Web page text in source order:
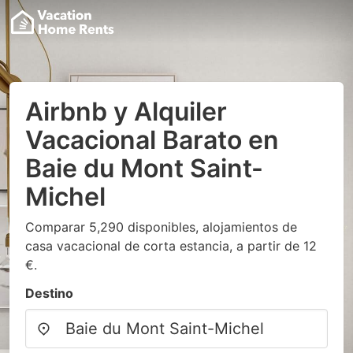
Airbnb y Alquiler
Vacacional Barato en
Baie du Mont Saint-
Michel
Comparar 5,290 disponibles, alojamientos de
casa vacacional de corta estancia, a partir de 12
€.
Destino